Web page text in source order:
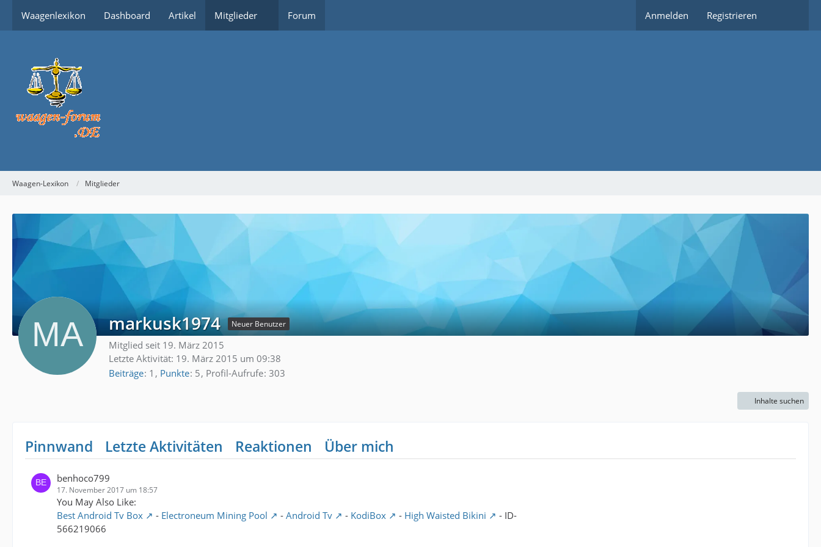
Waagenlexikon Dashboard Artikel Mitglieder Forum Anmelden Registrieren
Waagen-Lexikon Mitglieder
markusk1974 Neuer Benutzer
Mitglied seit 19. März 2015
Letzte Aktivität: 19. März 2015 um 09:38
Beiträge 1 Punkte 5 Profil-Aufrufe 303
Inhalte suchen
Pinnwand Letzte Aktivitäten Reaktionen Über mich
benhoco799
17. November 2017 um 18:57
You May Also Like:
Best Android Tv Box
- Electroneum Mining Pool - Android Tv - KodiBox - High Waisted Bikini
- ID-
566219066